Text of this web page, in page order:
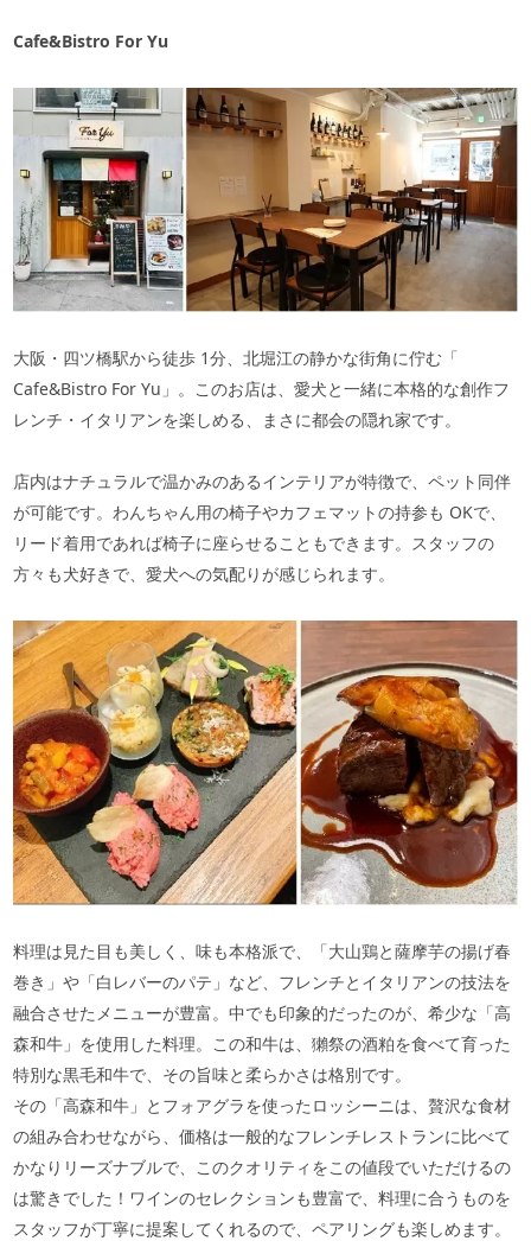
Cafe&Bistro For Yu
大阪・四ツ橋駅から徒歩 1分、北堀江の静かな街角に佇む「
Cafe&Bistro For Yu 」。このお店は、愛犬と一緒に本格的な創作フ
レンチ・イタリアンを楽しめる、まさに都会の隠れ家です。
店内はナチュラルで温かみのあるインテリアが特徴で、ペット同伴
が可能です。わんちゃん用の椅子やカフェマットの持参も OKで、
リード着用であれば椅子に座らせることもできます。スタッフの
方々も犬好きで、愛犬への気配りが感じられます。
料理は見た目も美しく、味も本格派で、「大山鶏と薩摩芋の揚げ春
巻き」や「白レバーのパテ」など、フレンチとイタリアンの技法を
融合させたメニューが豊富。中でも印象的だったのが、希少な「高
森和牛」を使用した料理。この和牛は、獺祭の酒粕を食べて育った
特別な黒毛和牛で、その旨味と柔らかさは格別です。
その「高森和牛」とフォアグラを使ったロッシーニは、贅沢な食材
の組み合わせながら、価格は一般的なフレンチレストランに比べて
かなりリーズナブルで、このクオリティをこの値段でいただけるの
は驚きでした！ワインのセレクションも豊富で、料理に合うものを
スタッフが丁寧に提案してくれるので、ペアリングも楽しめます。